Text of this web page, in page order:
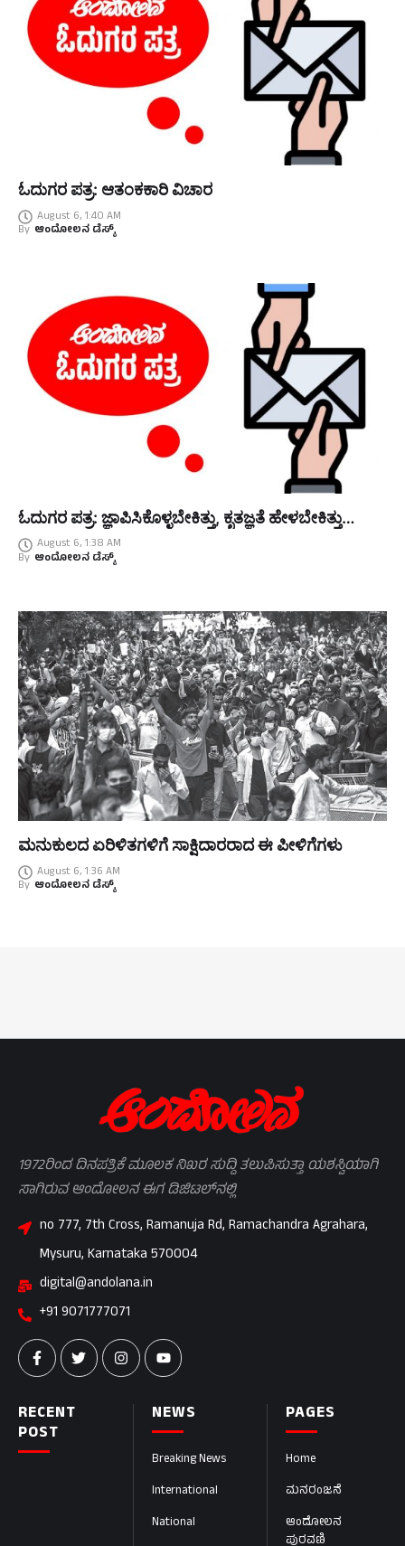
ಓದುಗರ ಪತ್ರ: ಆತಂಕಕಾರಿ ವಿಚಾರ
August 6, 1:40 AM
By ಆಂದೋಲನ ಡೆಸ್ಕ್
ಓದುಗರ ಪತ್ರ: ಜ್ಞಾಪಿಸಿಕೊಳ್ಳಬೇಕಿತ್ತು, ಕೃತಜ್ಞತೆ ಹೇಳಬೇಕಿತ್ತು…
August 6, 1:38 AM
By ಆಂದೋಲನ ಡೆಸ್ಕ್
ಮನುಕುಲದ ಏರಿಳಿತಗಳಿಗೆ ಸಾಕ್ಷಿದಾರರಾದ ಈ ಪೀಳಿಗೆಗಳು
August 6, 1:36 AM
By ಆಂದೋಲನ ಡೆಸ್ಕ್
PAGES
Home
ಮನರಂಜನೆ
ಆಂದೋಲನ
ಪುರವಣಿ
NEWS
Breaking News
International
National
RECENT
POST
1972ರಿಂದ ದಿನಪತ್ರಿಕೆ ಮೂಲಕ ನಿಖರ ಸುದ್ದಿ ತಲುಪಿಸುತ್ತಾ ಯಶಸ್ವಿಯಾಗಿ
ಸಾಗಿರುವ ಆಂದೋಲನ ಈಗ ಡಿಜಿಟಲ್‌ನಲ್ಲಿ
no 777, 7th Cross, Ramanuja Rd, Ramachandra Agrahara,
Mysuru, Karnataka 570004
digital@andolana.in
+91 9071777071